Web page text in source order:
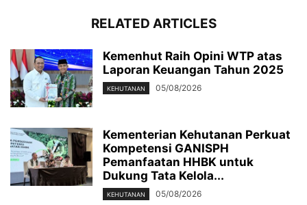
RELATED ARTICLES
Kemenhut Raih Opini WTP atas
Laporan Keuangan Tahun 2025
KEHUTANAN 05/08/2026
Kementerian Kehutanan Perkuat
Kompetensi GANISPH
Pemanfaatan HHBK untuk
Dukung Tata Kelola...
KEHUTANAN 05/08/2026